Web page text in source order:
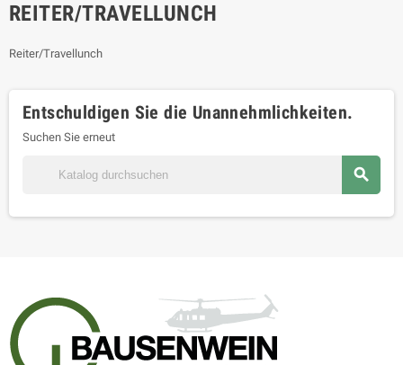
REITER/TRAVELLUNCH
Reiter/Travellunch
Entschuldigen Sie die Unannehmlichkeiten.
Suchen Sie erneut
